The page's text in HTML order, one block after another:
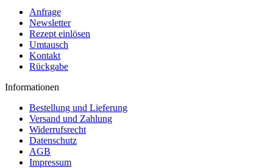
Anfrage
Newsletter
Rezept einlösen
Umtausch
Kontakt
Rückgabe
Informationen
Bestellung und Lieferung
Versand und Zahlung
Widerrufsrecht
Datenschutz
AGB
Impressum